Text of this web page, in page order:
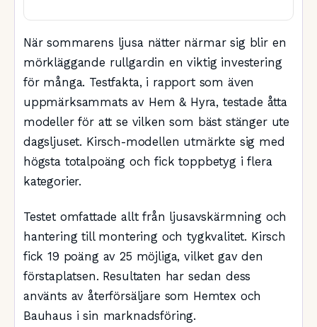
När sommarens ljusa nätter närmar sig blir en
mörkläggande rullgardin en viktig investering
för många. Testfakta, i rapport som även
uppmärksammats av Hem & Hyra, testade åtta
modeller för att se vilken som bäst stänger ute
dagsljuset. Kirsch-modellen utmärkte sig med
högsta totalpoäng och fick toppbetyg i flera
kategorier.
Testet omfattade allt från ljusavskärmning och
hantering till montering och tygkvalitet. Kirsch
fick 19 poäng av 25 möjliga, vilket gav den
förstaplatsen. Resultaten har sedan dess
använts av återförsäljare som Hemtex och
Bauhaus i sin marknadsföring.